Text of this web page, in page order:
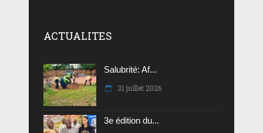
ACTUALITES
Salubrité: Af...
31 juillet 2026
3e édition du...